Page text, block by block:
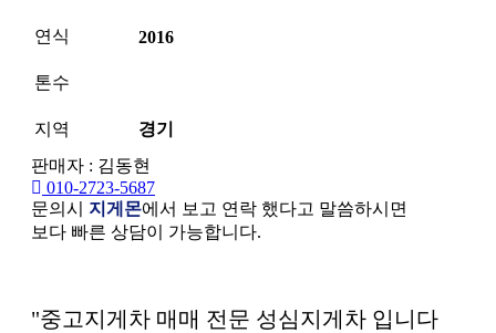
연식 2016
톤수
지역
경기
판매자 : 김동현
010-2723-5687
문의시 지게몬에서 보고 연락 했다고 말씀하시면
보다 빠른 상담이 가능합니다.
본문
"중고지게차 매매 전문 성심지게차 입니다